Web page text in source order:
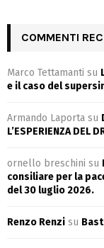
COMMENTI
Marco Tettamanti su
e il caso del
Armando Laporta su
L’ESPERIENZA DEL
ornello breschini su
consiliare per la
del 30 luglio 2026.
Renzo Renzi su